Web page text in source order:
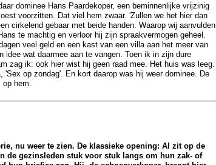
dominee Hans Paardekoper, een beminnenlijke vrijzinig
voorzitten. Dat viel hem zwaar. 'Zullen we het hier dan
cirkelend gebaar met beide handen. Waarop wij aanvulden
te machtig en verloor hij zijn spraakvermogen geheel.
veel geld en een kast van een villa aan het meer van
idee wat daarmee aan te vangen. Toen ik in zijn dure
zag ik: ook hier wist hij geen raad mee. Het huis was leeg.
'Sex op zondag'. En kort daarop was hij weer dominee. De
hem.
nu weer te zien. De klassieke opening: Al zit op de
de gezinsleden stuk voor stuk langs om hun zak- of